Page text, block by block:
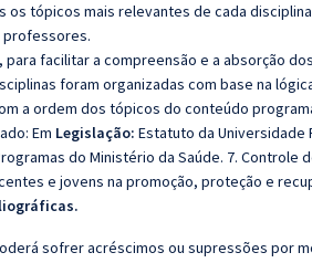
os tópicos mais relevantes de cada
para facilitar a compreensão e a absorção
foram organizadas com base na
a ordem dos tópicos do conteúdo
Em Legislação: Estatuto da Universidade
do Ministério da Saúde. 7. Controle
e jovens na promoção, proteção e
sofrer acréscimos ou supressões por